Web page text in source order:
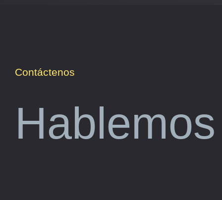
Contáctenos
Hablemos